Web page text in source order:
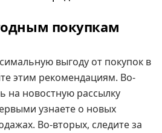
покупкам
выгоду от покупок в
этим рекомендациям. Во-
на новостную рассылку
узнаете о новых
Во-вторых, следите за